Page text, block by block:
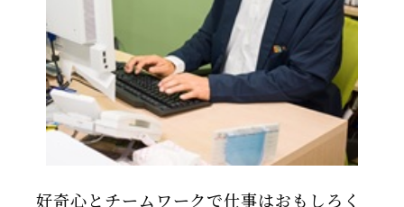
好奇心とチームワークで仕事はおもしろく